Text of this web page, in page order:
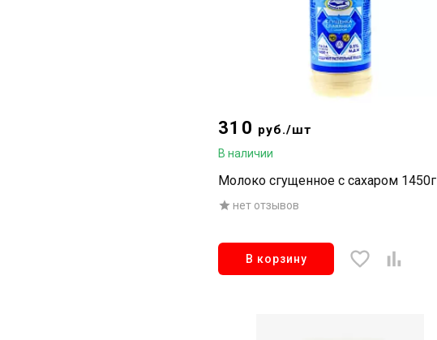
310 руб./шт
В наличии
Молоко сгущенное с сахаром 1450г
нет отзывов
В корзину